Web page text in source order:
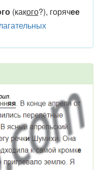
(какого?), горячее